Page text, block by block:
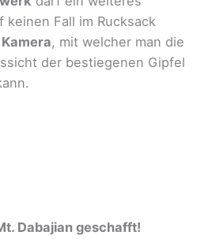
Fall im Rucksack
Kamera, mit welcher man die
der bestiegenen Gipfel
Dabajian geschafft!